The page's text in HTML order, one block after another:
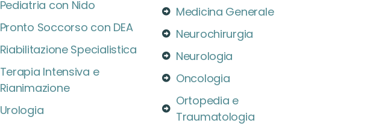
Pediatria con Nido
Pronto Soccorso con DEA
Riabilitazione Specialistica
Terapia Intensiva e
Rianimazione
Urologia
Medicina Generale
Neurochirurgia
Neurologia
Oncologia
Ortopedia e
Traumatologia